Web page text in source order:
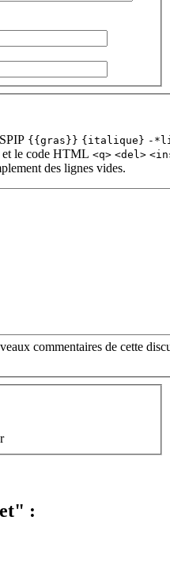
{{gras}} {italique} -
et le code HTML <q> <del>
des lignes vides.
commentaires de cette
: